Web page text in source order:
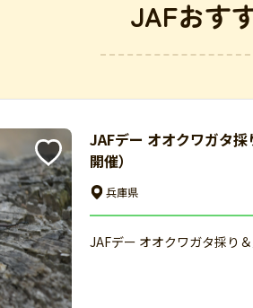
JAFおす
JAFデー オオクワガタ
開催）
兵庫県
JAFデー オオクワガタ採り